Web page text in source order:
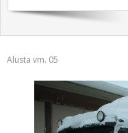
Alusta vm. 05